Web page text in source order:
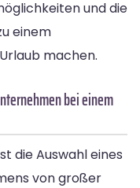
und die
einem
machen.
bei einem
die Auswahl eines
von großer